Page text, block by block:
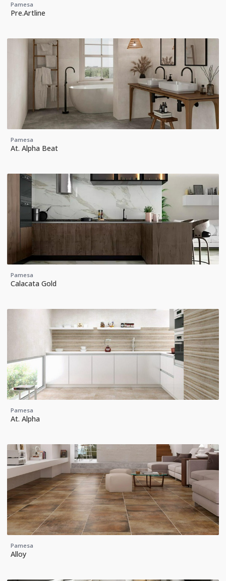
Pamesa
Pre.Artline
Pamesa
At. Alpha Beat
Pamesa
Calacata Gold
Pamesa
At. Alpha
Pamesa
Alloy